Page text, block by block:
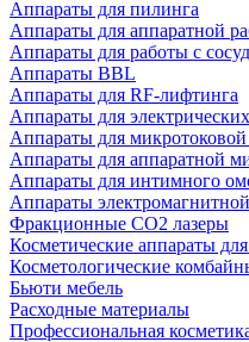
Аппараты для пилинга
Аппараты для аппаратной
Аппараты для работы с
Аппараты BBL
Аппараты для RF-лифтинга
Аппараты для
Аппараты для
Аппараты для аппаратной
Аппараты для интимного
Аппараты
Фракционные CO2 лазеры
Косметические аппараты
Косметологические
Бьюти мебель
Расходные материалы
Профессиональная